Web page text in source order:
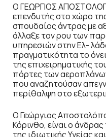
Ο ΓΕΩΡΓΙΟΣ
επενδυτής στο χώρο
σπουδαίος άντρας με
άλλαξε τον ρου των
υπηρεσιών στην Ελ-
πραγματικότητα το
της επιχειρηματικής
πόρτες των
που αναζητούσαν
περίθαλψη στο
O Γεώργιος
Κόρινθο, είναι ο
της ιδιωτικής Υγείας